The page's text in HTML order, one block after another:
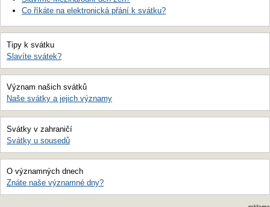
Co říkáte na elektronická přání k svátku?
Tipy k svátku
Slavíte svátek?
Význam našich svátků
Naše svátky a jejich významy
Svátky v zahraničí
Svátky u sousedů
O významných dnech
Znáte naše významné dny?